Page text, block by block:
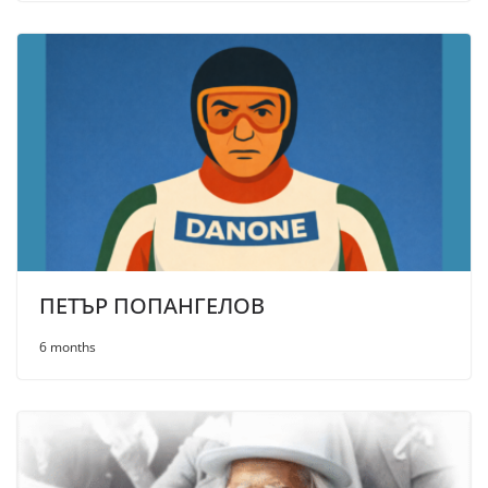
ПЕТЪР ПОПАНГЕЛОВ
6 months